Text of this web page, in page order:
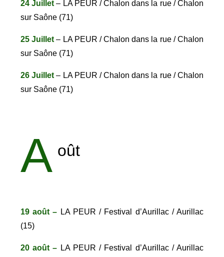
24 Juillet– LA PEUR / Chalon dans la rue / Chalon
sur Saône (71)
25 Juillet– LA PEUR / Chalon dans la rue / Chalon
sur Saône (71)
26 Juillet– LA PEUR / Chalon dans la rue / Chalon
sur Saône (71)
A oût
19 août – LA PEUR / Festival d’Aurillac / Aurillac
(15)
20 août – LA PEUR / Festival d’Aurillac / Aurillac